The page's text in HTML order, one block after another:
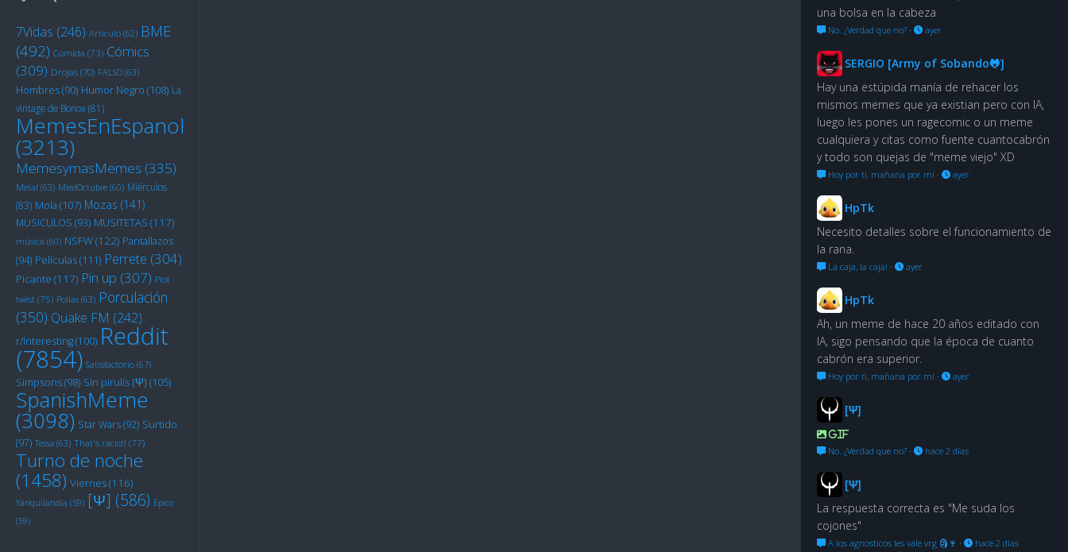
7Vidas (246) Artículo (62) BME
(492) Comida (73) Cómics
(309) Drojas (70) FALSO (63)
Hombres(90) Humor Negro (108) La
vintage de Bonox(81)
MemesEnEspanol
(3213)
MemesymasMemes (335)
Metal (63) MiedOctubre (60) Miérculos
(83) Mola (107) Mozas (141)
MUSICULOS (93) MUSITETAS (117)
música (60) NSFW(122) Pantallazos
(94) Películas(111) Perrete (304)
Picante (117) Pin up (307) Plot
twist (75) Pollas (63) Porculación
(350) Quake FM (242)
r/Interesting(100) Reddit
(7854) Satisfactorio (67)
Simpsons(98) Sin pirulís [Ψ] (105)
SpanishMeme
(3098) Star Wars(92) Surtido
(97) Tessa (63) That's racist! (77)
Turno de noche
(1458) Viernes(116)
Yanquilandia (59) [Ψ] (586) Épico
(59)
una bolsa en la cabeza
No. ¿Verdad que no? · ayer
SERGIO [Army of Sobando🐸]
Hay una estúpida manía de rehacer los
mismos memes que ya existian pero con IA,
luego les pones un ragecomic o un meme
cualquiera y citas como fuente cuantocabrón
y todo son quejas de "meme viejo" XD
Hoy por ti, mañana por mí · ayer
HpTk
Necesito detalles sobre el funcionamiento de
la rana.
La caja, la caja! · ayer
HpTk
Ah, un meme de hace 20 años editado con
IA, sigo pensando que la época de cuanto
cabrón era superior.
Hoy por ti, mañana por mí · ayer
[Ψ]
GIF
No. ¿Verdad que no? · hace 2 días
[Ψ]
La respuesta correcta es "Me suda los
cojones"
A los agnosticos les vale vrg 🗿🍷 · hace 2 días